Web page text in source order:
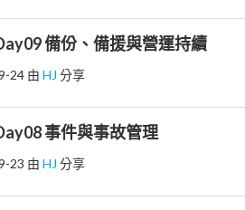
備份、備援與營運持續
24 由 HJ 分享
事件與事故管理
23 由 HJ 分享